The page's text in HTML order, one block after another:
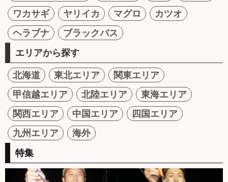
ワカサギ
ヤリイカ マグロ
カツオ
ヘラブナ
ブラックバス
エリアから探す
北海道 東北エリア
関東エリア
甲信越エリア
北陸エリア
東海エリア
関西エリア
中国エリア
四国エリア
九州エリア
海外
特集